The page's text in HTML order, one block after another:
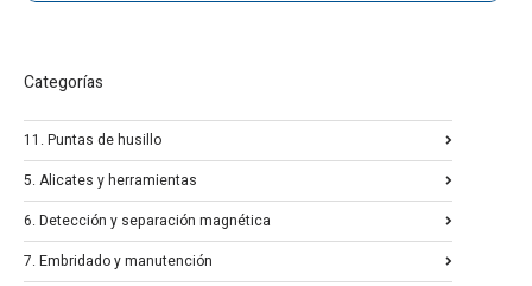
Categorías
11. Puntas de husillo
5. Alicates y herramientas
6. Detección y separación magnética
7. Embridado y manutención